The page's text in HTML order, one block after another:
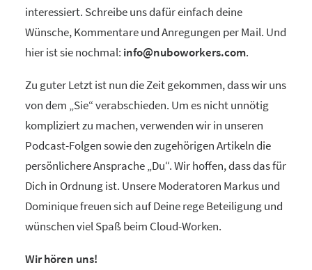
interessiert. Schreibe uns dafür einfach deine
Wünsche, Kommentare und Anregungen per Mail. Und
hier ist sie nochmal: info@nuboworkers.com.
Zu guter Letzt ist nun die Zeit gekommen, dass wir uns
von dem „Sie“ verabschieden. Um es nicht unnötig
kompliziert zu machen, verwenden wir in unseren
Podcast-Folgen sowie den zugehörigen Artikeln die
persönlichere Ansprache „Du“. Wir hoffen, dass das für
Dich in Ordnung ist. Unsere Moderatoren Markus und
Dominique freuen sich auf Deine rege Beteiligung und
wünschen viel Spaß beim Cloud-Worken.
Wir hören uns!